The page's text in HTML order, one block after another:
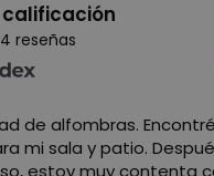
calificación
reseñas
de alfombras.
mi sala y patio.
estoy muy contenta